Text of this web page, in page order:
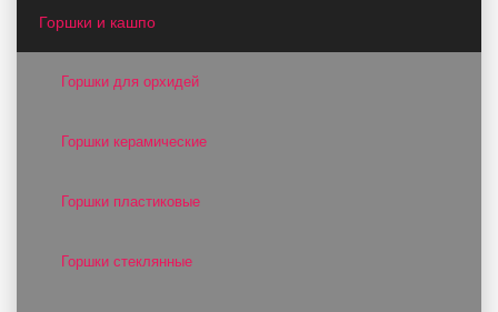
Горшки и кашпо
Горшки для орхидей
Горшки керамические
Горшки пластиковые
Горшки стеклянные